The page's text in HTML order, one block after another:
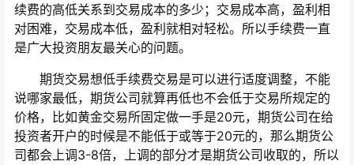
续费的高低关系到交易成本的多少；交易成本高，盈利相
对困难，交易成本低，盈利就相对轻松。所以手续费一直
是广大投资朋友最关心的问题。
期货交易想低手续费交易是可以进行适度调整，不能
说哪家最低，期货公司就算再低也不会低于交易所规定的
价格，比如黄金交易所固定做一手是20元，期货公司在给
投资者开户的时候是不能低于或等于20元的，那么期货公
司都会上调3-8倍，上调的部分才是期货公司收取的，所以